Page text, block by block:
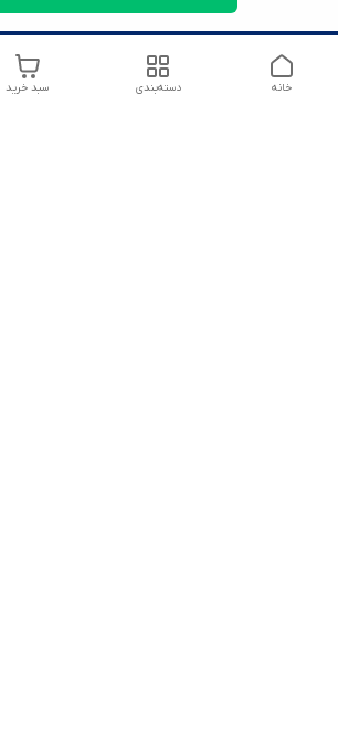
سبد خرید دسته‌بندی خانه